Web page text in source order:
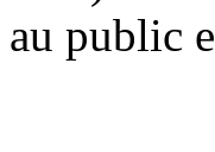
au public